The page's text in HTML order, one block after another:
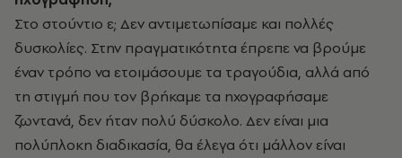
Στο στούντιο ε; Δεν αντιμετωπίσαμε και πολλές
δυσκολίες. Στην πραγματικότητα έπρεπε να βρούμε
έναν τρόπο να ετοιμάσουμε τα τραγούδια, αλλά από
τη στιγμή που τον βρήκαμε τα ηχογραφήσαμε
ζωντανά, δεν ήταν πολύ δύσκολο. Δεν είναι μια
πολύπλοκη διαδικασία, θα έλεγα ότι μάλλον είναι